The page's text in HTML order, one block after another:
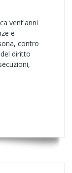
vent'anni
e
contro
diritto